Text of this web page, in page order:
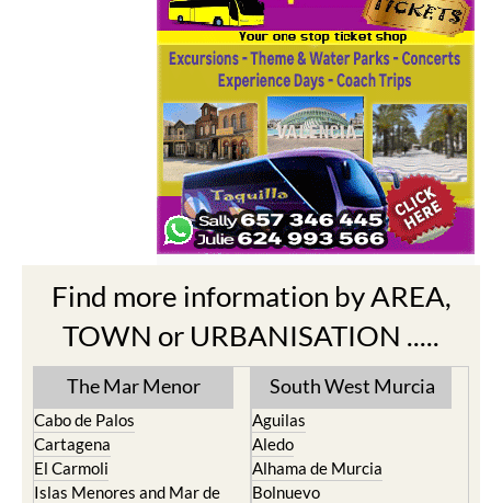
Find more information by AREA,
TOWN or URBANISATION .....
The Mar Menor
Cabo de Palos
Cartagena
El Carmoli
Islas Menores and Mar de
South West Murcia
Aguilas
Aledo
Alhama de Murcia
Bolnuevo